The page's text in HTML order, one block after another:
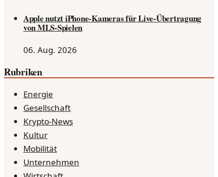
Apple nutzt iPhone-Kameras für Live-Übertragung
von MLS-Spielen
06. Aug. 2026
Rubriken
Energie
Gesellschaft
Krypto-News
Kultur
Mobilität
Unternehmen